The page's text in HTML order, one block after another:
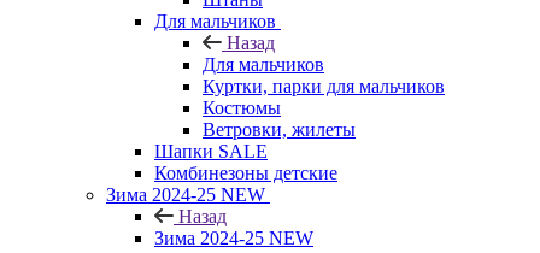
Для мальчиков
Назад
Для мальчиков
Куртки, парки для мальчиков
Костюмы
Ветровки, жилеты
Шапки SALE
Комбинезоны детские
Зима 2024-25 NEW
Назад
Зима 2024-25 NEW